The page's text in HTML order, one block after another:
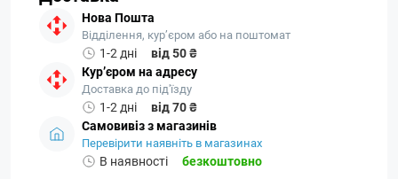
Нова Пошта
Відділення, кур’єром або на поштомат
1-2 дні
від 50 ₴
Кур’єром на адресу
Доставка до під'їзду
1-2 дні
від 70 ₴
Самовивіз з магазинів
Перевірити наявніть в магазинах
В наявності безкоштовно